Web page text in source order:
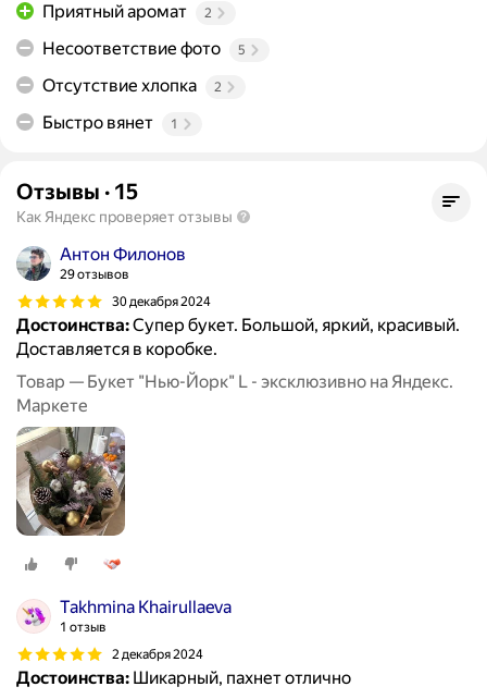
Приятный аромат 2
Несоответствие фото 5
Отсутствие хлопка 2
Быстро вянет 1
Отзывы · 15
Как Яндекс проверяет отзывы
Антон Филонов
29 отзывов
30 декабря 2024
Достоинства:Супер букет. Большой, яркий, красивый.
Доставляется в коробке.
Товар — Букет "Нью-Йорк" L - эксклюзивно на Яндекс.
Маркете
Takhmina Khairullaeva
1 отзыв
2 декабря 2024
Достоинства: Шикарный, пахнет отлично